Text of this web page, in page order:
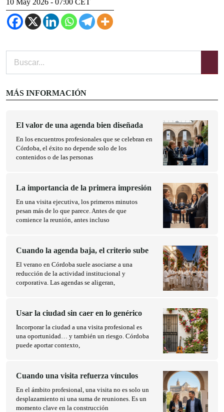
10 May 2026 - 07:00 CET
MÁS INFORMACIÓN
El valor de una agenda bien diseñada
En los encuentros profesionales que se celebran en
Córdoba, el éxito no depende solo de los
contenidos o de las personas
La importancia de la primera impresión
En una visita ejecutiva, los primeros minutos
pesan más de lo que parece. Antes de que
comience la reunión, antes incluso
Cuando la agenda baja, el criterio sube
El verano en Córdoba suele asociarse a una
reducción de la actividad institucional y
corporativa. Las agendas se aligeran,
Usar la ciudad sin caer en lo genérico
Incorporar la ciudad a una visita profesional es
una oportunidad… y también un riesgo. Córdoba
puede aportar contexto,
Cuando una visita refuerza vínculos
En el ámbito profesional, una visita no es solo un
desplazamiento ni una suma de reuniones. Es un
momento clave en la construcción